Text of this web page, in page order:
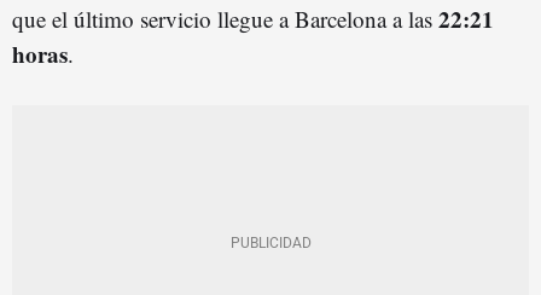
que el último servicio llegue a Barcelona a las 22:21
horas.